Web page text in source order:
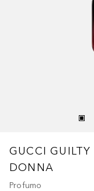
GUCCI GUILTY
DONNA
Profumo